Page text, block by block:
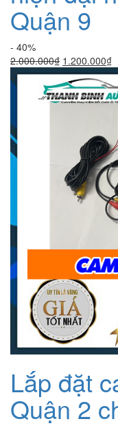
Quận 9
- 40%
2.000.000₫ Giá
gốc
là:
2.000.000₫.
1.200.000₫
Lắp đặt
Quận 2